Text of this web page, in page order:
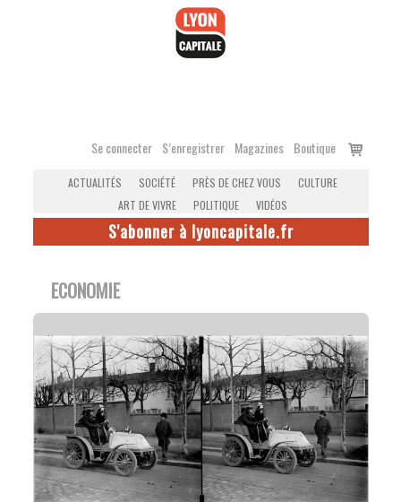
Se connecter S’enregistrer Magazines Boutique
Voir
ACTUALITÉS SOCIÉTÉ PRÈS DE CHEZ VOUS
CULTURE
ART DE VIVRE
POLITIQUE VIDÉOS
S'abonner à lyoncapitale.fr
ECONOMIE